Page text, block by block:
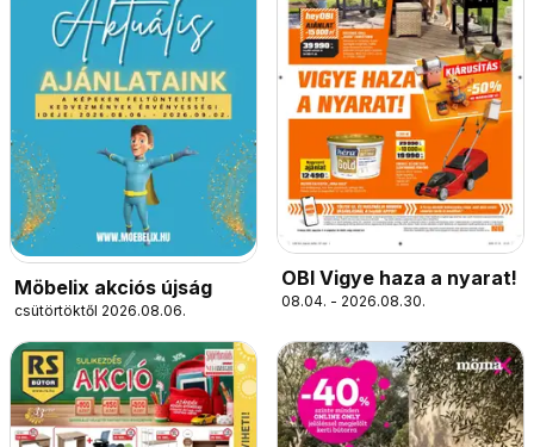
Möbelix akciós újság
csütörtöktől 2026.08.06.
OBI Vigye haza a nyarat!
08.04. - 2026.08.30.